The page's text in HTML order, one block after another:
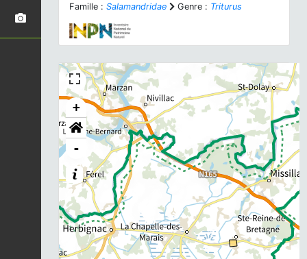
Famille : Salamandridae Genre : Triturus
+
-